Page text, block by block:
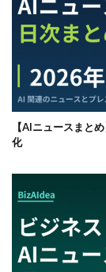
【AIニュースまと
化